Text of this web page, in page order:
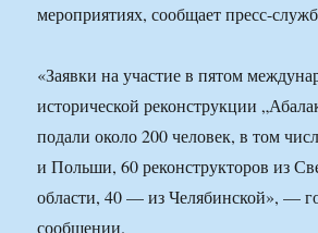
мероприятиях, сообщает пресс-
«Заявки на участие в пятом
исторической реконструкции
подали около 200 человек, в том
и Польши, 60 реконструкторов из
области, 40 — из Челябинской», —
сообщении.